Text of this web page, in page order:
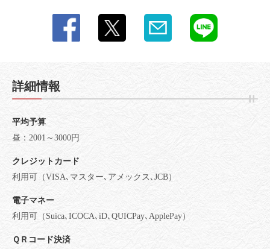
詳細情報
平均予算
昼：2001～3000円
クレジットカード
利用可（VISA､マスター､アメックス､JCB）
電子マネー
利用可（Suica､ICOCA､iD､QUICPay､ApplePay）
ＱＲコード決済